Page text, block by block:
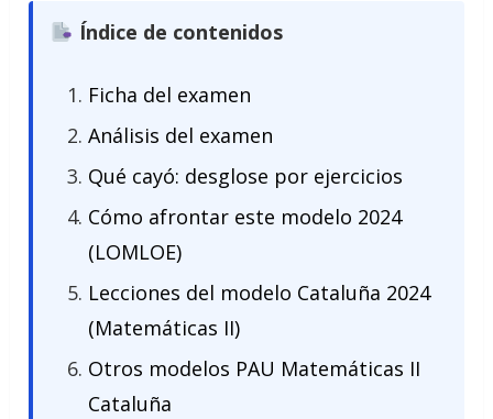
Índice de contenidos
Ficha del examen
Análisis del examen
Qué cayó: desglose por ejercicios
Cómo afrontar este modelo 2024
(LOMLOE)
Lecciones del modelo Cataluña 2024
(Matemáticas II)
Otros modelos PAU Matemáticas II
Cataluña